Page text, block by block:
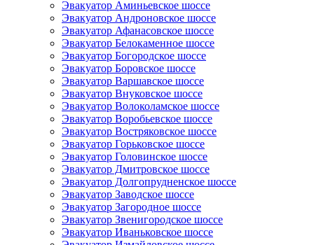
Эвакуатор Аминьевское шоссе
Эвакуатор Андроновское шоссе
Эвакуатор Афанасовское шоссе
Эвакуатор Белокаменное шоссе
Эвакуатор Богородское шоссе
Эвакуатор Боровское шоссе
Эвакуатор Варшавское шоссе
Эвакуатор Внуковское шоссе
Эвакуатор Волоколамское шоссе
Эвакуатор Воробьевское шоссе
Эвакуатор Востряковское шоссе
Эвакуатор Горьковское шоссе
Эвакуатор Головинское шоссе
Эвакуатор Дмитровское шоссе
Эвакуатор Долгопрудненское шоссе
Эвакуатор Заводское шоссе
Эвакуатор Загородное шоссе
Эвакуатор Звенигородское шоссе
Эвакуатор Иваньковское шоссе